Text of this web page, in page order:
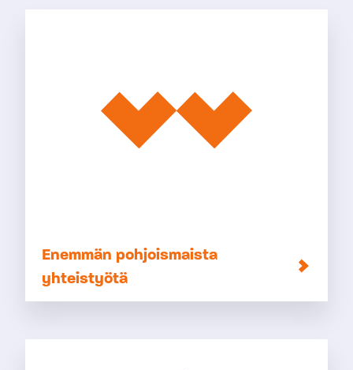
Enemmän pohjoismaista
yhteistyötä